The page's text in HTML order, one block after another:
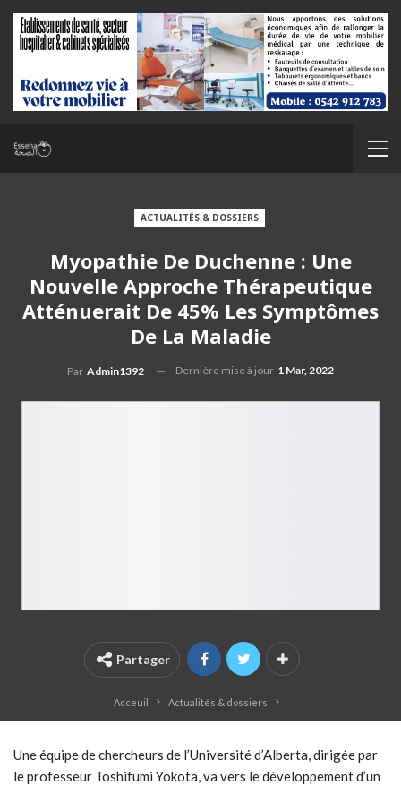
ACTUALITÉS & DOSSIERS
Myopathie De Duchenne : Une
Nouvelle Approche Thérapeutique
Atténuerait De 45% Les Symptômes
De La Maladie
Par Admin1392 Dernière mise à jour 1 Mar, 2022
Partager
Acceuil Actualités & dossiers
Une équipe de chercheurs de l’Université d’Alberta, dirigée par
le professeur Toshifumi Yokota, va vers le développement d’un